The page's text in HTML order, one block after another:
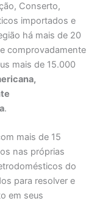
Conserto,
importados e
há mais de 20
comprovadamente
mais de 15.000
.
mais de 15
nas próprias
do
para resolver e
em seus